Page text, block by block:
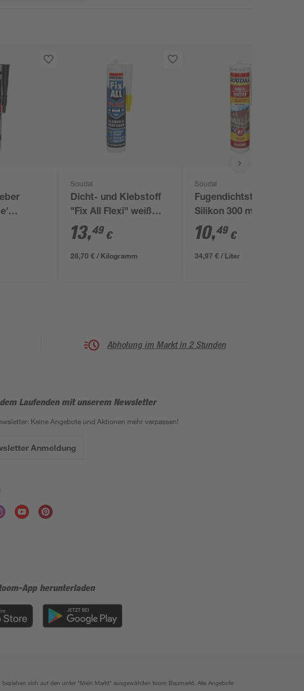
Soudal
Dicht- und Klebstoff
"Fix All Flexi" weiß
470 g
13,49 €
28,70 € / Kilogramm
Soudal
Fugendichtstoff
Silikon 300 ml
10,49 €
34,97 € / Liter
Abholung im Markt in 2 Stunden
Laufenden mit unserem Newsletter
Keine Angebote und Aktionen mehr verpassen!
Anmeldung
App herunterladen
sich auf den unter "Mein Markt" ausgewählten toom Baumarkt. Alle Angebote